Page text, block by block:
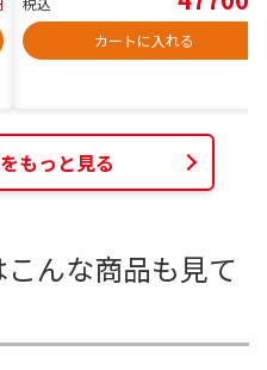
カートに入れる
もっと見る
んな商品も見て